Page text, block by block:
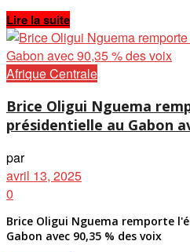
Lire la suiteDetails
Afrique Centrale
Brice Oligui Nguema
présidentielle au Gabon
par
avril 13, 2025
0
Brice Oligui Nguema remporte
Gabon avec 90,35 % des voix